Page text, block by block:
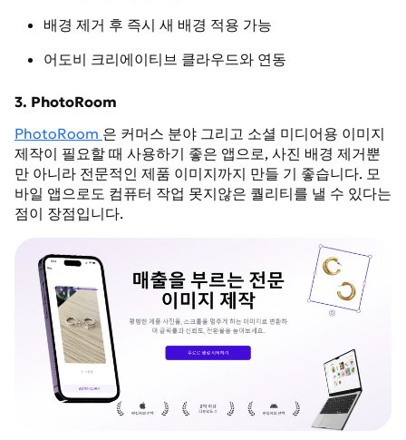
배경 제거 후 즉시 새 배경 적용 가능
어도비 크리에이티브 클라우드와 연동
3. PhotoRoom
PhotoRoom 은 커머스 분야 그리고 소셜 미디어용 이미지
제작이 필요할 때 사용하기 좋은 앱으로, 사진 배경 제거뿐
만 아니라 전문적인 제품 이미지까지 만들 기 좋습니다. 모
바일 앱으로도 컴퓨터 작업 못지않은 퀄리티를 낼 수 있다는
점이 장점입니다.